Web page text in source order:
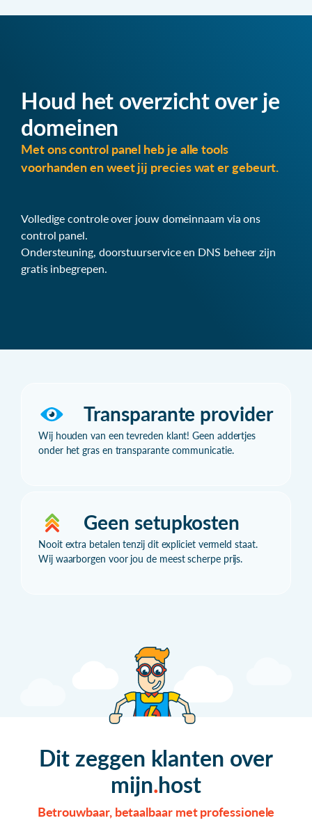
Houd het overzicht over je
domeinen
Met ons control panel heb je alle tools
voorhanden en weet jij precies wat er gebeurt.
Volledige controle over jouw domeinnaam via ons
control panel.
Ondersteuning, doorstuurservice en DNS beheer zijn
gratis inbegrepen.
Transparante provider
Wij houden van een tevreden klant! Geen addertjes
onder het gras en transparante communicatie.
Geen setupkosten
Nooit extra betalen tenzij dit expliciet vermeld staat.
Wij waarborgen voor jou de meest scherpe prijs.
Dit zeggen klanten over
mijn host
Betrouwbaar, betaalbaar met professionele